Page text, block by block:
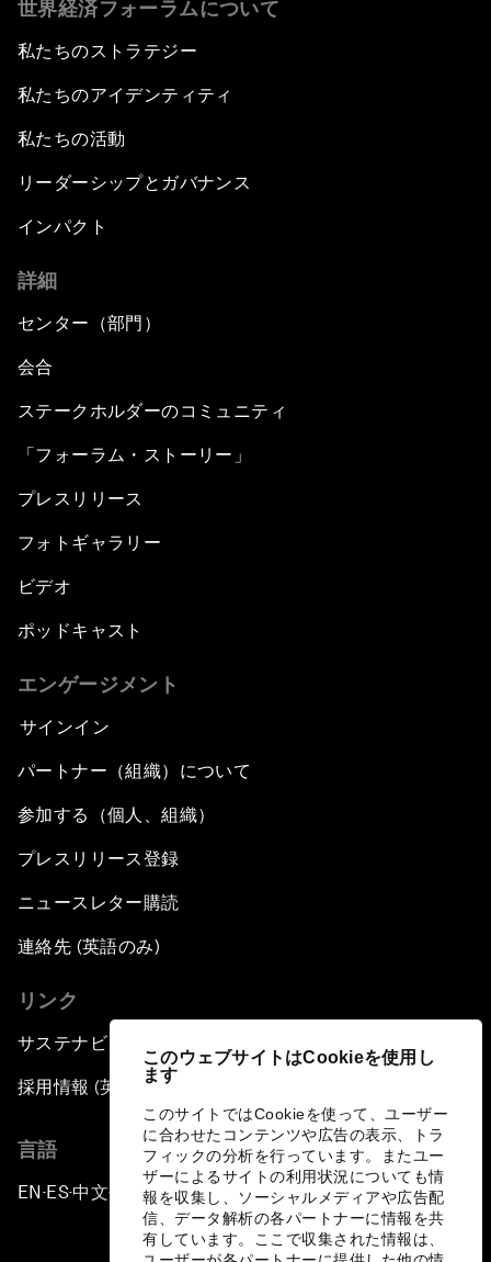
このウェブサイトはCookieを使用し
ます
このサイトではCookieを使って、ユーザー
に合わせたコンテンツや広告の表示、トラ
フィックの分析を行っています。またユー
ザーによるサイトの利用状況についても情
報を収集し、ソーシャルメディアや広告配
信、データ解析の各パートナーに情報を共
有しています。ここで収集された情報は、
世界経済フォーラムについて
私たちのストラテジー
私たちのアイデンティティ
私たちの活動
リーダーシップとガバナンス
インパクト
詳細
センター（部門）
会合
ステークホルダーのコミュニティ
「フォーラム・ストーリー」
プレスリリース
フォトギャラリー
ビデオ
ポッドキャスト
エンゲージメント
サインイン
パートナー（組織）について
参加する（個人、組織）
プレスリリース登録
ニュースレター購読
連絡先 (英語のみ)
リンク
サステナビリティへの取り組み
採用情報 (英語のみ)
言語
EN ▪ES▪中文▪ 日本語